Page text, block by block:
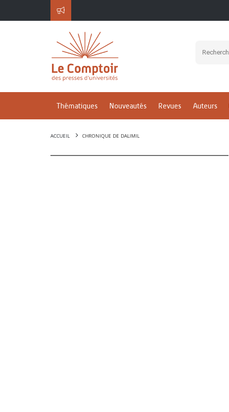
Thématiques Nouveautés Revues Auteurs
ACCUEIL CHRONIQUE DE DALIMIL